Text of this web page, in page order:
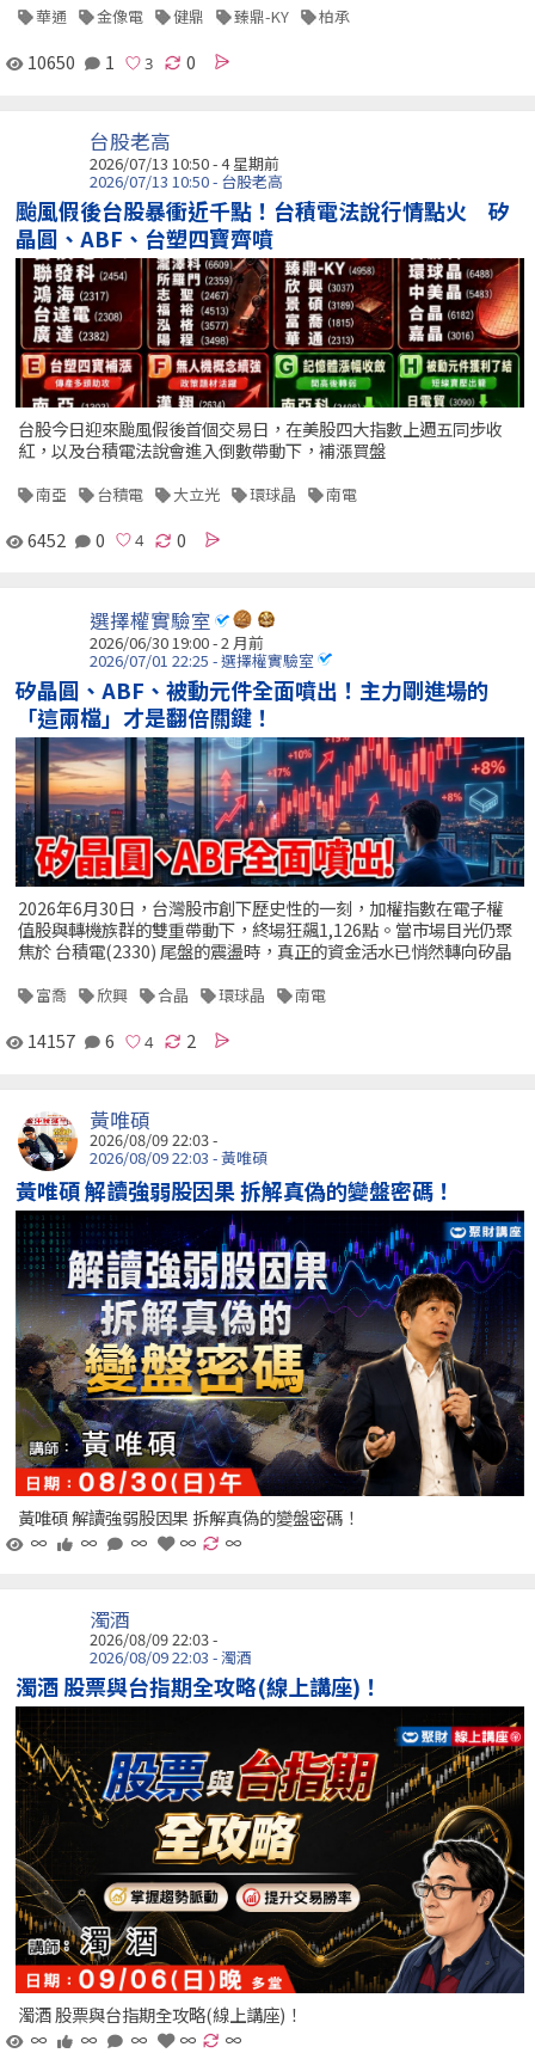
華通 金像電 健鼎 臻鼎-KY 柏承
10650 1 0
台股老高
2026/07/13 10:50 - 4 星期前
2026/07/13 10:50 - 台股老高
颱風假後台股暴衝近千點！台積電法說行情點火 矽
晶圓、ABF、台塑四寶齊噴
台股今日迎來颱風假後首個交易日，在美股四大指數上週五同步收
紅，以及台積電法說會進入倒數帶動下，補漲買盤
南亞 台積電 大立光 環球晶 南電
6452 0 0
選擇權實驗室
2026/06/30 19:00 - 2 月前
2026/07/01 22:25 - 選擇權實驗室
矽晶圓、ABF、被動元件全面噴出！主力剛進場的
「這兩檔」才是翻倍關鍵！
2026年6月30日，台灣股市創下歷史性的一刻，加權指數在電子權
值股與轉機族群的雙重帶動下，終場狂飆1,126點。當市場目光仍聚
焦於 台積電(2330) 尾盤的震盪時，真正的資金活水已悄然轉向矽晶
富喬 欣興 合晶 環球晶 南電
14157 6 2
黃唯碩
2026/08/09 22:03 -
2026/08/09 22:03 - 黃唯碩
黃唯碩 解讀強弱股因果 拆解真偽的變盤密碼！
黃唯碩 解讀強弱股因果 拆解真偽的變盤密碼！
∞
∞ ∞ ∞ ∞
濁酒
2026/08/09 22:03 -
2026/08/09 22:03 - 濁酒
濁酒 股票與台指期全攻略(線上講座)！
濁酒 股票與台指期全攻略(線上講座)！
∞
∞ ∞ ∞ ∞